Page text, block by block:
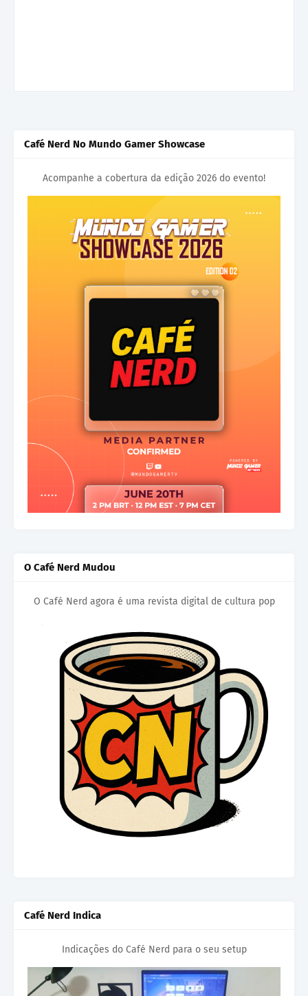
Café Nerd No Mundo Gamer Showcase
Acompanhe a cobertura da edição 2026 do evento!
O Café Nerd Mudou
O Café Nerd agora é uma revista digital de cultura pop
Café Nerd Indica
Indicações do Café Nerd para o seu setup